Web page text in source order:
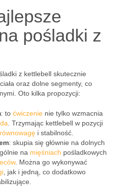
pośladki z
z kettlebell skutecznie
oraz dolne segmenty, co
Oto kilka propozycji:
: to ćwiczenie nie tylko wzmacnia
. Trzymając kettlebell w pozycji
równowagę i stabilność.
: skupia się głównie na dolnych
na mięśniach pośladkowych
. Można go wykonywać
, jak i jedną, co dodatkowo